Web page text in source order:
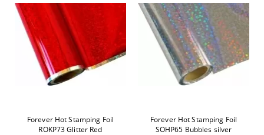
Forever Hot Stamping Foil
ROKP73 Glitter Red
Forever Hot Stamping Foil
SOHP65 Bubbles silver